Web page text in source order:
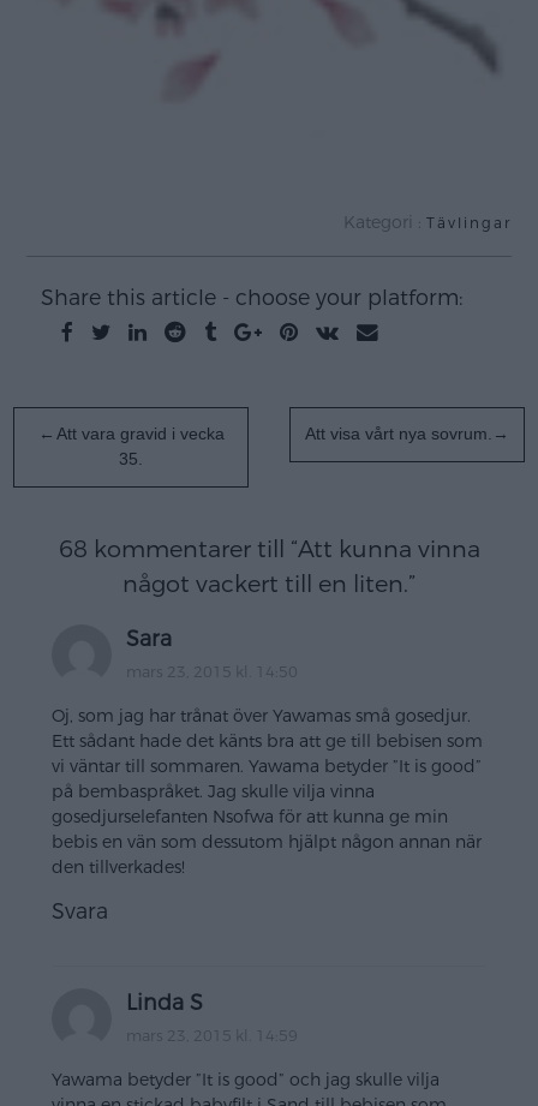
Kategori : Tävlingar
Share this article - choose your platform:
Inläggsnavigering
Att vara gravid i vecka
35.
Att visa vårt nya sovrum.
68 kommentarer till “Att kunna vinna
något vackert till en liten.”
Sara
mars 23, 2015 kl. 14:50
Oj, som jag har trånat över Yawamas små gosedjur.
Ett sådant hade det känts bra att ge till bebisen som
vi väntar till sommaren. Yawama betyder ”It is good”
på bembaspråket. Jag skulle vilja vinna
gosedjurselefanten Nsofwa för att kunna ge min
bebis en vän som dessutom hjälpt någon annan när
den tillverkades!
Svara
Linda S
mars 23, 2015 kl. 14:59
Yawama betyder ”It is good” och jag skulle vilja